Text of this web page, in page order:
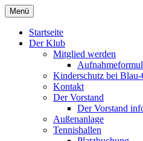
Zum
Inhalt
springen
Tennisklub
e.V.
Menü
Startseite
Der Klub
Mitglied werden
Kinderschutz bei
Kontakt
Der Vorstand
Der Vorstand
Außenanlage
Tennishallen